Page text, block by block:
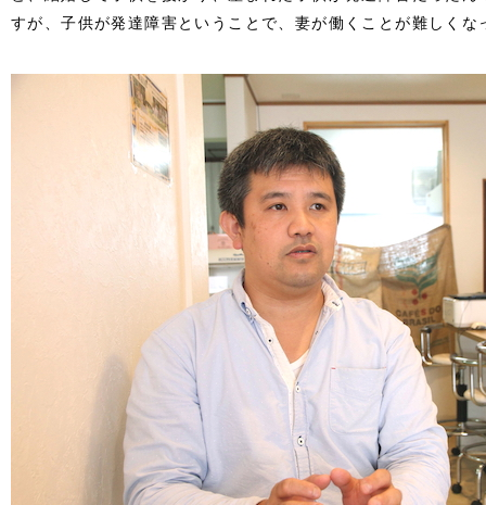
すが、子供が発達障害ということで、妻が働くことが難しくな